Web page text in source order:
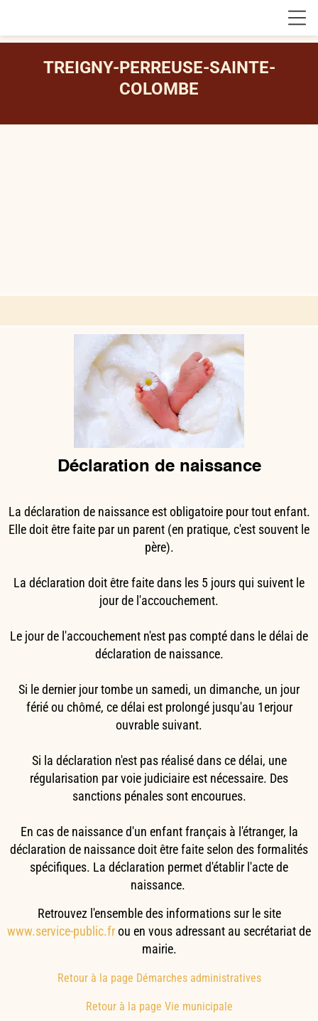
TREIGNY-PERREUSE-SAINTE-
COLOMBE
Déclaration de naissance
La déclaration de naissance est obligatoire pour tout enfant.
Elle doit être faite par un parent (en pratique, c'est souvent le
père).
La déclaration doit être faite dans les 5 jours qui suivent le
jour de l'accouchement.
Le jour de l'accouchement n'est pas compté dans le délai de
déclaration de naissance.
Si le dernier jour tombe un samedi, un dimanche, un jour
férié ou chômé, ce délai est prolongé jusqu'au 1erjour
ouvrable suivant.
Si la déclaration n'est pas réalisé dans ce délai, une
régularisation par voie judiciaire est nécessaire. Des
sanctions pénales sont encourues.
En cas de naissance d'un enfant français à l'étranger, la
déclaration de naissance doit être faite selon des formalités
spécifiques. La déclaration permet d'établir l'acte de
naissance.
Retrouvez l'ensemble des informations sur le site
www.service-public.frou en vous adressant au secrétariat de
mairie.
Retour à la page Démarches administratives
Retour à la page Vie municipale